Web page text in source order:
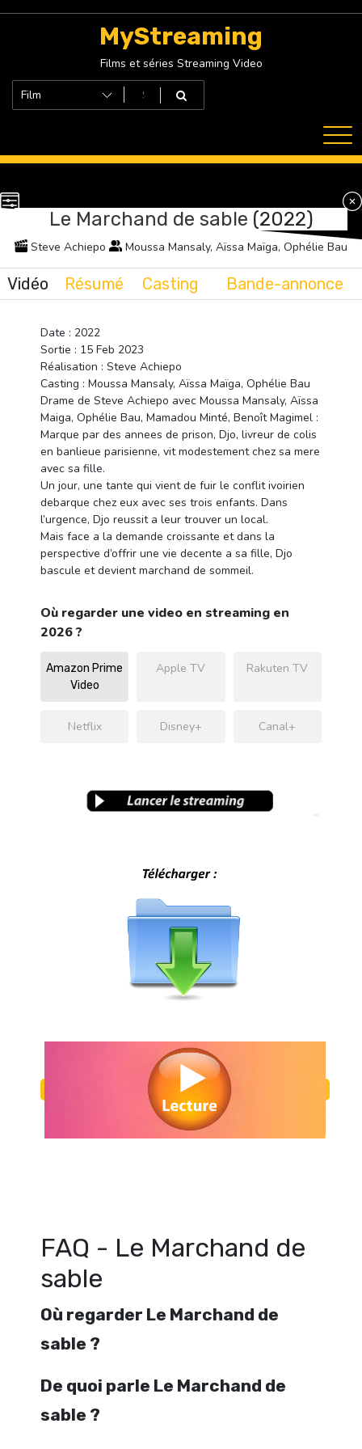
MyStreaming
Films et séries Streaming Video
Le Marchand de sable (2022)
Steve Achiepo Moussa Mansaly, Aïssa Maïga, Ophélie Bau
Vidéo Résumé Casting Bande-annonce
Date : 2022
Sortie : 15 Feb 2023
Réalisation : Steve Achiepo
Casting : Moussa Mansaly, Aïssa Maïga, Ophélie Bau
Drame de Steve Achiepo avec Moussa Mansaly, Aïssa
Maiga, Ophélie Bau, Mamadou Minté, Benoît Magimel :
Marque par des annees de prison, Djo, livreur de colis
en banlieue parisienne, vit modestement chez sa mere
avec sa fille.
Un jour, une tante qui vient de fuir le conflit ivoirien
debarque chez eux avec ses trois enfants. Dans
l’urgence, Djo reussit a leur trouver un local.
Mais face a la demande croissante et dans la
perspective d’offrir une vie decente a sa fille, Djo
bascule et devient marchand de sommeil.
Où regarder une video en streaming en
2026 ?
Amazon Prime
Video
Apple TV Rakuten TV
Netflix Disney+ Canal+
FAQ - Le Marchand de
sable
Où regarder Le Marchand de
sable ?
De quoi parle Le Marchand de
sable ?